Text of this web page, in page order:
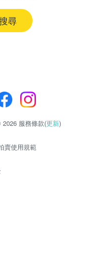
尋
服務條款(更新)
賣使用規範